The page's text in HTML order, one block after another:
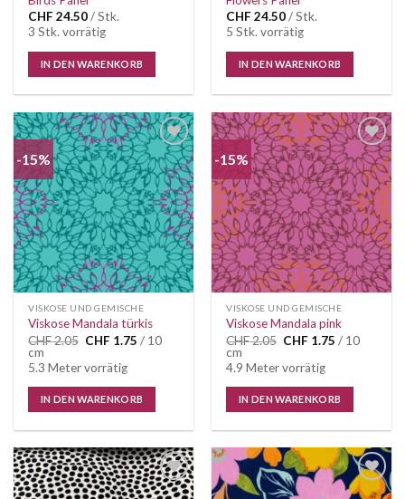
CHF 24.50/ Stk.
3 Stk. vorrätig
IN DEN WARENKORB
CHF 24.50/ Stk.
5 Stk. vorrätig
IN DEN WARENKORB
-15%
VISKOSE UND GEMISCHE
Viskose Mandala türkis
CHF2.05 Ursprünglicher
war:
CHF 2.05
CHF 1.75 Aktueller
/ 10
cm
5.3 Meter vorrätig
IN DEN WARENKORB
-15%
VISKOSE UND GEMISCHE
Viskose Mandala pink
CHF2.05 Ursprünglicher
war:
CHF 2.05
CHF 1.75 Aktueller
/ 10
cm
4.9 Meter vorrätig
IN DEN WARENKORB